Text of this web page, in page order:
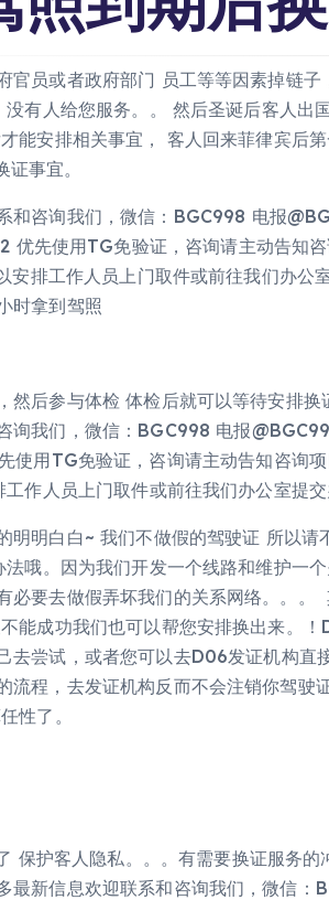
官员或者政府部门 员工等等因素掉链
有人给您服务。。 然后圣诞后客人出
能安排相关事宜， 客人回来菲律宾后
事宜。
和咨询我们，微信：BGC998 电报
先使用TG免验证，咨询请主动告知
安排工作人员上门取件或前往我们办公
时拿到驾照
然后参与体检 体检后就可以等待安排
询我们，微信：BGC998 电报
使用TG免验证，咨询请主动告知咨询
作人员上门取件或前往我们办公室提交
明明白白~ 我们不做假的驾驶证 所以
哦。因为我们开发一个线路和维护一
必要去做假弄坏我们的关系网络。。
能成功我们也可以帮您安排换出来。
去尝试，或者您可以去D06发证机构直
流程，去发证机构反而不会注销你驾驶
性了。
保护客人隐私。。。有需要换证服务
最新信息欢迎联系和咨询我们，微信